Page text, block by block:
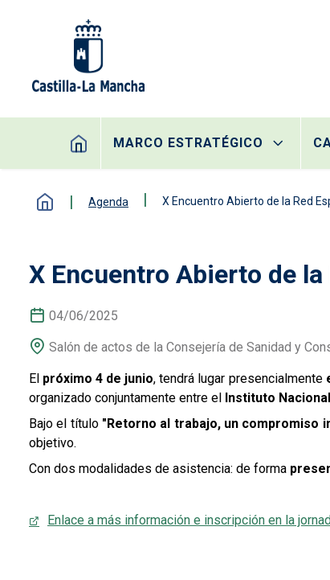
Navegación principal
MARCO ESTRATÉGICO
Agenda X Encuentro Abierto de la Red
X Encuentro Abierto de
04/06/2025
Salón de actos de la Consejería de Sanidad y
El próximo 4 de junio, tendrá lugar presencialmente
organizado conjuntamente entre el Instituto
Bajo el título "Retorno al trabajo, un compromiso
objetivo.
Con dos modalidades de asistencia: de forma
Enlace a más información e inscripción en la